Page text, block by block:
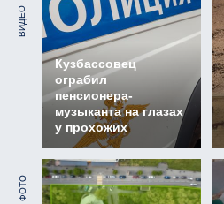
ВИДЕО
Кузбассовец
ограбил
пенсионера-
музыканта на глазах
у прохожих
ФОТО